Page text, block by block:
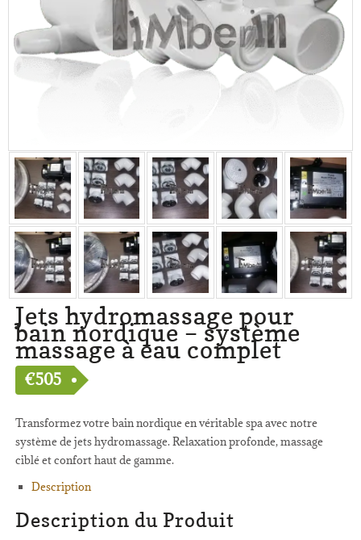
Jets hydromassage pour
bain nordique – système
massage à eau complet
€505
Transformez votre bain nordique en véritable spa avec notre
système de jets hydromassage. Relaxation profonde, massage
ciblé et confort haut de gamme.
Description
Description du Produit